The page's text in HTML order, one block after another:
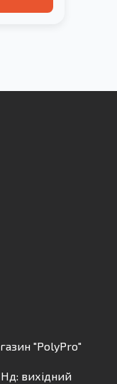
"PolyPro"
вихідний